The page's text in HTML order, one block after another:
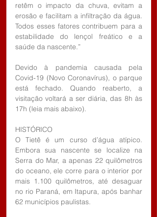
retêm o impacto da chuva, evitam a
erosão e facilitam a infiltração da água.
Todos esses fatores contribuem para a
estabilidade do lençol freático e a
saúde da nascente.”
Devido à pandemia causada pela
Covid-19 (Novo Coronavírus), o parque
está fechado. Quando reaberto, a
visitação voltará a ser diária, das 8h às
17h (leia mais abaixo).
HISTÓRICO
O Tietê é um curso d’água atípico.
Embora sua nascente se localize na
Serra do Mar, a apenas 22 quilômetros
do oceano, ele corre para o interior por
mais 1.100 quilômetros, até desaguar
no rio Paraná, em Itapura, após banhar
62 municípios paulistas.